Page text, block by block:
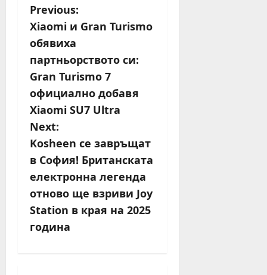
P
o
s
t
n
a
v
i
g
a
Previous:
Xiaomi и Gran Turismo
обявиха
партньорството си:
Gran Turismo 7
официално добавя
Xiaomi SU7 Ultra
Next:
Kosheen се завръщат
в София! Британската
електронна легенда
отново ще взриви Joy
Station в края на 2025
година